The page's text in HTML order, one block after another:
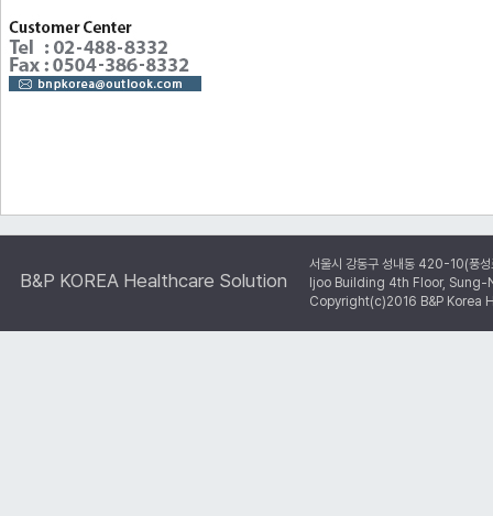
B&P KOREA Healthcare Solution
서울시 강동구 성내동 420-10(풍
Ijoo Building 4th Floor,
Copyright(c)2016 B&P Korea